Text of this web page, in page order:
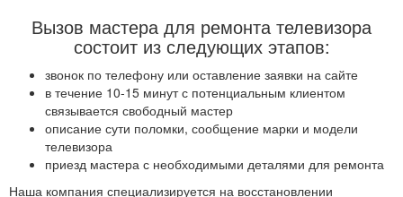
Вызов мастера для ремонта телевизора
состоит из следующих этапов:
звонок по телефону или оставление заявки на сайте
в течение 10-15 минут с потенциальным клиентом
связывается свободный мастер
описание сути поломки, сообщение марки и модели
телевизора
приезд мастера с необходимыми деталями для ремонта
Наша компания специализируется на восстановлении